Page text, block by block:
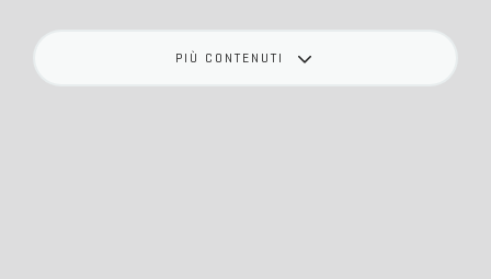
PIÙ CONTENUTI